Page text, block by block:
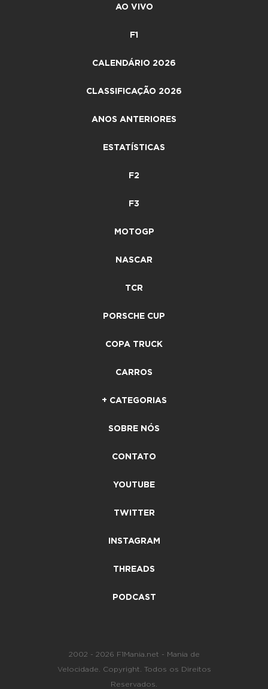
AO VIVO
F1
CALENDÁRIO 2026
CLASSIFICAÇÃO 2026
ANOS ANTERIORES
ESTATÍSTICAS
F2
F3
MOTOGP
NASCAR
TCR
PORSCHE CUP
COPA TRUCK
CARROS
+ CATEGORIAS
SOBRE NÓS
CONTATO
YOUTUBE
TWITTER
INSTAGRAM
THREADS
PODCAST
2002 - 2026 F1Mania.net - Mania de
Velocidade. Copyright. Todos os Direitos
Reservados.